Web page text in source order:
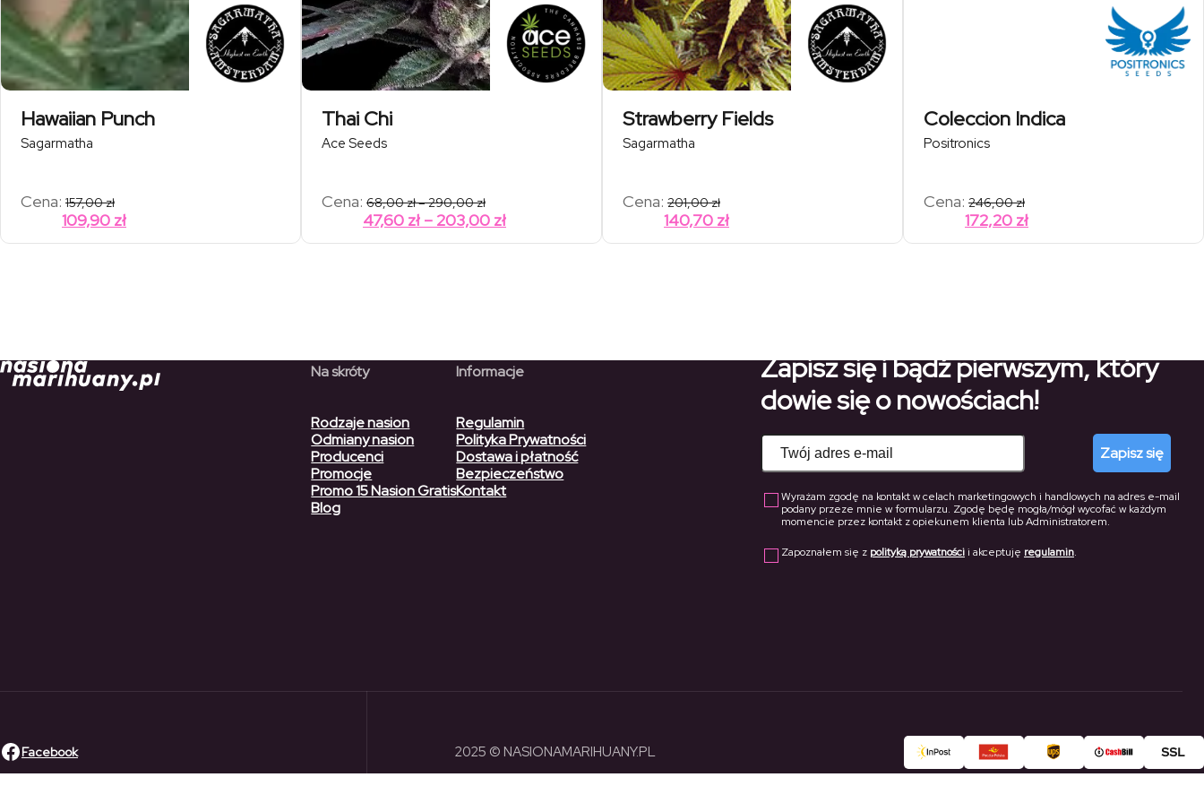
Hawaiian Punch
Sagarmatha
Cena: 157,00zł
109,90 zł
Thai Chi
Ace Seeds
Cena: 68,00zł–290,00złZakres
cen:
od
68,00 zł
47,60 zł – 203,00 złZakres
cen:
Strawberry Fields
Sagarmatha
Cena: 201,00zł
140,70 zł
Coleccion Indica
Positronics
Cena: 246,00zł
172,20 zł
Zapisz się i bądź pierwszym, który
dowie się o nowościach!
Wyrażam zgodę na kontakt w celach marketingowych i handlowych na adres e-mail
podany przeze mnie w formularzu. Zgodę będę mogła/mógł wycofać w każdym
momencie przez kontakt z opiekunem klienta lub Administratorem.
Zapoznałem się z polityką prywatnościi akceptuję regulamin.
Zapisz się
Na skróty
Rodzaje nasion
Odmiany nasion
Producenci
Promocje
Promo 15 Nasion Gratis
Blog
Informacje
Regulamin
Polityka Prywatności
Dostawa i płatność
Bezpieczeństwo
Kontakt
Facebook 2025 © NASIONAMARIHUANY.PL